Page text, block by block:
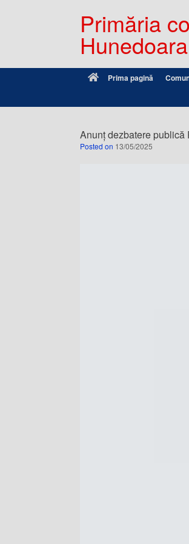
Primăria
Hunedoara
Prima pagină
Anunț dezbatere publică
Posted on 13/05/2025